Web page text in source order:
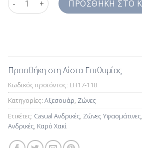
ΠΡΟΣΘΉΚΗ ΣΤΟ
Προσθήκη στη Λίστα Επιθυμίας
Κωδικός προϊόντος: LH17-110
Κατηγορίες: Αξεσουάρ, Ζώνες
Ετικέτες: Casual Ανδρικές, Ζώνες Υφασμάτινες,
Ανδρικές, Καρό Χακί